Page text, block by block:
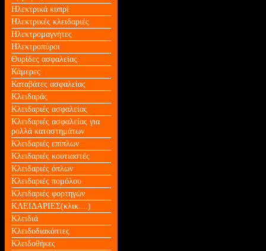
Ηλεκτρικά κυπρί
Ηλεκτρικές κλειδαριές
Ηλεκτρομαγνήτες
Ηλεκτροπύροι
Θυρίδες ασφαλείας
Κάμερες
Καταβάτες ασφαλείας
Κλειδαράς
Κλειδαριές ασφαλείας
Κλειδαριές ασφαλείας για
ρολλά καταστημάτων
Κλειδαριές επίπλων
Κλειδαριές κουτιαστές
Κλειδαριές όπλων
Κλειδαριές πομόλου
Κλειδαριές φορτηγών
ΚΛΕΙΔΑΡΙΕΣ(κλικ....)
Κλειδιά
Κλειδοδιακόπτες
Κλειδοθήκες